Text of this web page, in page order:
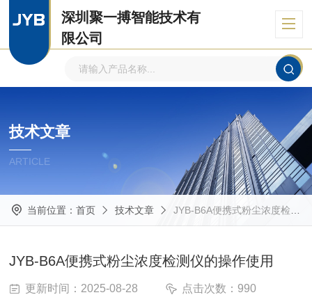
深圳聚一搏智能技术有
限公司
技术文章
ARTICLE
当前位置： 首页 技术文章 JYB-B6A便携式粉尘浓度检测仪的操作使用
JYB-B6A便携式粉尘浓度检测仪的操作使用
更新时间：2025-08-28 点击次数：990